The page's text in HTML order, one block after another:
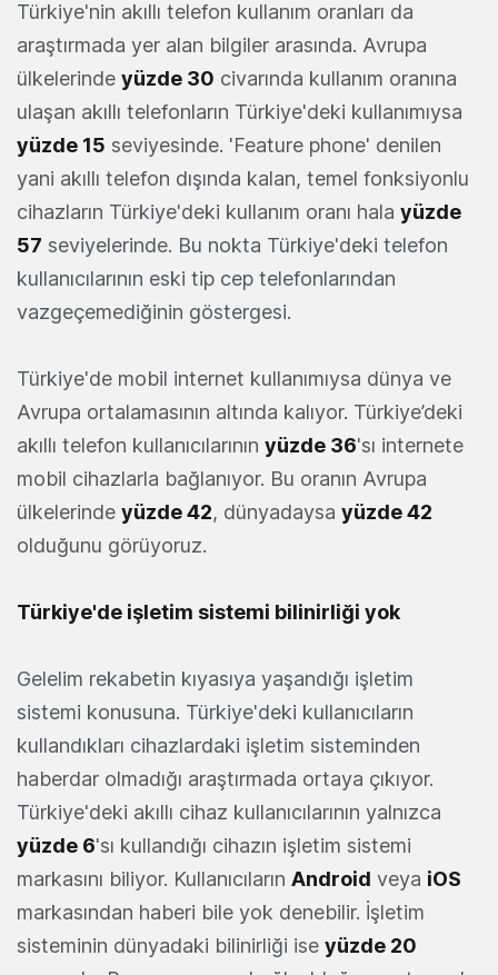
Türkiye'nin akıllı telefon kullanım oranları da
araştırmada yer alan bilgiler arasında. Avrupa
ülkelerinde yüzde 30 civarında kullanım oranına
ulaşan akıllı telefonların Türkiye'deki kullanımıysa
yüzde 15 seviyesinde. 'Feature phone' denilen
yani akıllı telefon dışında kalan, temel fonksiyonlu
cihazların Türkiye'deki kullanım oranı hala yüzde
57 seviyelerinde. Bu nokta Türkiye'deki telefon
kullanıcılarının eski tip cep telefonlarından
vazgeçemediğinin göstergesi.
Türkiye'de mobil internet kullanımıysa dünya ve
Avrupa ortalamasının altında kalıyor. Türkiye’deki
akıllı telefon kullanıcılarının yüzde 36'sı internete
mobil cihazlarla bağlanıyor. Bu oranın Avrupa
ülkelerinde yüzde 42, dünyadaysa yüzde 42
olduğunu görüyoruz.
Türkiye'de işletim sistemi bilinirliği yok
Gelelim rekabetin kıyasıya yaşandığı işletim
sistemi konusuna. Türkiye'deki kullanıcıların
kullandıkları cihazlardaki işletim sisteminden
haberdar olmadığı araştırmada ortaya çıkıyor.
Türkiye'deki akıllı cihaz kullanıcılarının yalnızca
yüzde 6'sı kullandığı cihazın işletim sistemi
markasını biliyor. Kullanıcıların Android veya iOS
markasından haberi bile yok denebilir. İşletim
sisteminin dünyadaki bilinirliği ise yüzde 20